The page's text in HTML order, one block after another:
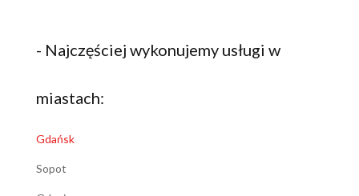
- Najczęściej wykonujemy usługi w
miastach:
Gdańsk
Sopot